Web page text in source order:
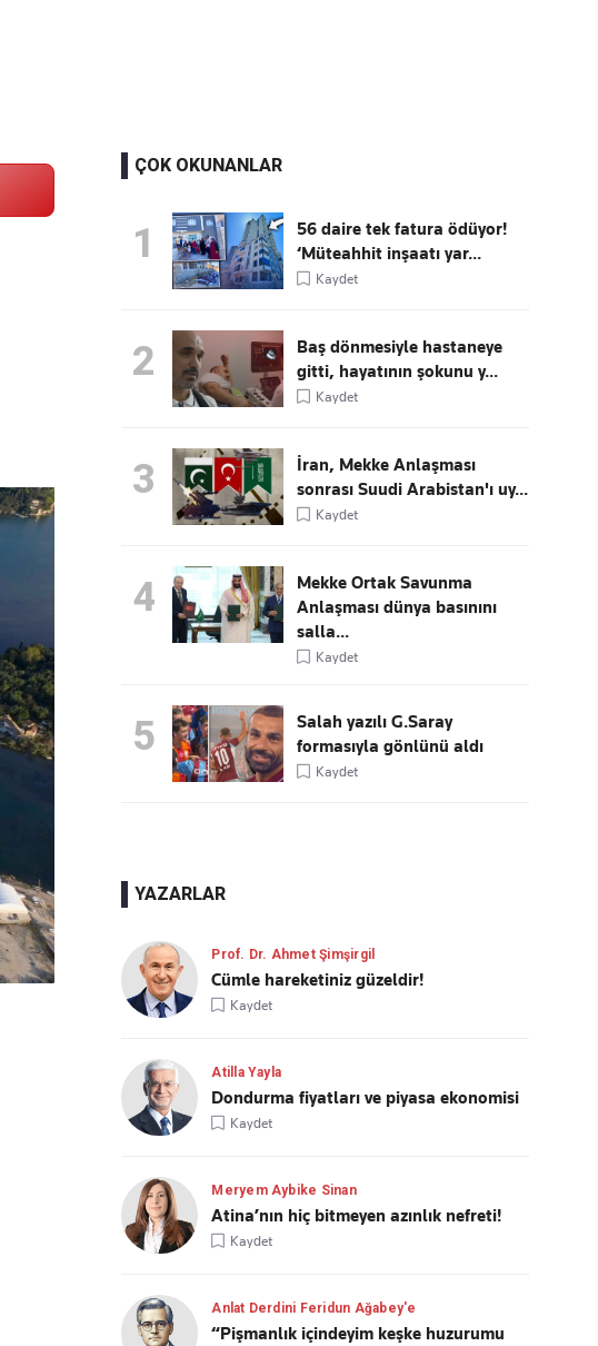
ÇOK OKUNANLAR
1
56 daire tek fatura ödüyor!
‘Müteahhit inşaatı yar...
Kaydet
2
Baş dönmesiyle hastaneye
gitti, hayatının şokunu y...
Kaydet
3
İran, Mekke Anlaşması
sonrası Suudi Arabistan'ı uy...
Kaydet
4
Mekke Ortak Savunma
Anlaşması dünya basınını
salla...
Kaydet
5
Salah yazılı G.Saray
formasıyla gönlünü aldı
Kaydet
YAZARLAR
Prof. Dr. Ahmet Şimşirgil
Cümle hareketiniz güzeldir!
Kaydet
Atilla Yayla
Dondurma fiyatları ve piyasa ekonomisi
Kaydet
Meryem Aybike Sinan
Atina’nın hiç bitmeyen azınlık nefreti!
Kaydet
Anlat Derdini Feridun Ağabey'e
“Pişmanlık içindeyim keşke huzurumu